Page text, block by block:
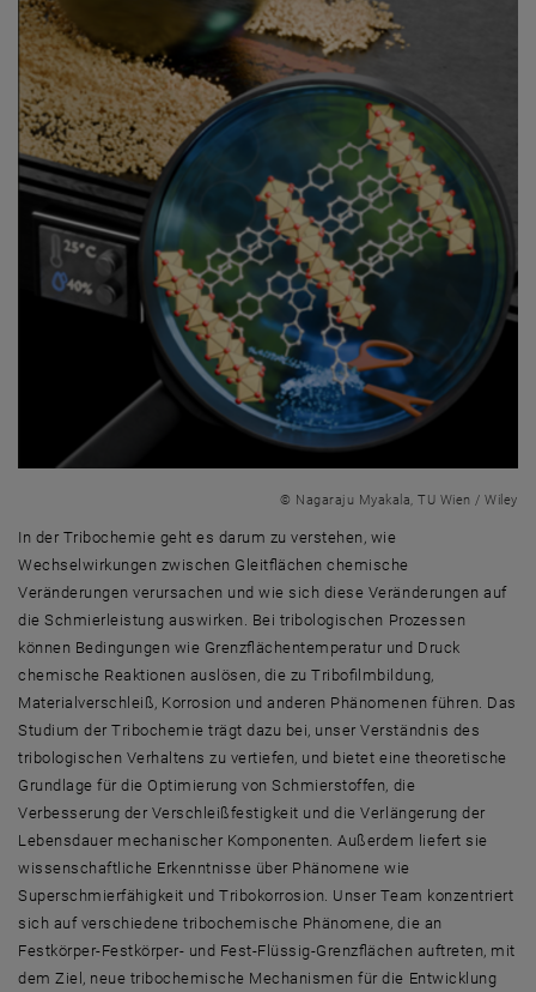
© Nagaraju Myakala, TU Wien / Wiley
In der Tribochemie geht es darum zu verstehen, wie
Wechselwirkungen zwischen Gleitflächen chemische
Veränderungen verursachen und wie sich diese Veränderungen auf
die Schmierleistung auswirken. Bei tribologischen Prozessen
können Bedingungen wie Grenzflächentemperatur und Druck
chemische Reaktionen auslösen, die zu Tribofilmbildung,
Materialverschleiß, Korrosion und anderen Phänomenen führen. Das
Studium der Tribochemie trägt dazu bei, unser Verständnis des
tribologischen Verhaltens zu vertiefen, und bietet eine theoretische
Grundlage für die Optimierung von Schmierstoffen, die
Verbesserung der Verschleißfestigkeit und die Verlängerung der
Lebensdauer mechanischer Komponenten. Außerdem liefert sie
wissenschaftliche Erkenntnisse über Phänomene wie
Superschmierfähigkeit und Tribokorrosion. Unser Team konzentriert
sich auf verschiedene tribochemische Phänomene, die an
Festkörper-Festkörper- und Fest-Flüssig-Grenzflächen auftreten, mit
dem Ziel, neue tribochemische Mechanismen für die Entwicklung